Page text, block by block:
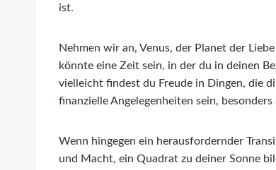
ist.
Nehmen wir an, Venus, der Planet der
könnte eine Zeit sein, in der du in deinen
vielleicht findest du Freude in Dingen, die
finanzielle Angelegenheiten sein,
Wenn hingegen ein herausfordernder
und Macht, ein Quadrat zu deiner Sonne